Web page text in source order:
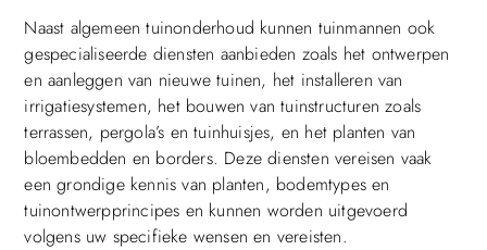
Naast algemeen tuinonderhoud kunnen tuinmannen ook
gespecialiseerde diensten aanbieden zoals het ontwerpen
en aanleggen van nieuwe tuinen, het installeren van
irrigatiesystemen, het bouwen van tuinstructuren zoals
terrassen, pergola’s en tuinhuisjes, en het planten van
bloembedden en borders. Deze diensten vereisen vaak
een grondige kennis van planten, bodemtypes en
tuinontwerpprincipes en kunnen worden uitgevoerd
volgens uw specifieke wensen en vereisten.